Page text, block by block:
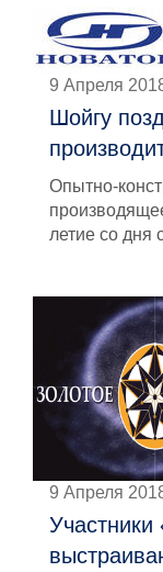
9 Апреля
Шойгу
Опытно-
летие со дня
9 Апреля
Участники